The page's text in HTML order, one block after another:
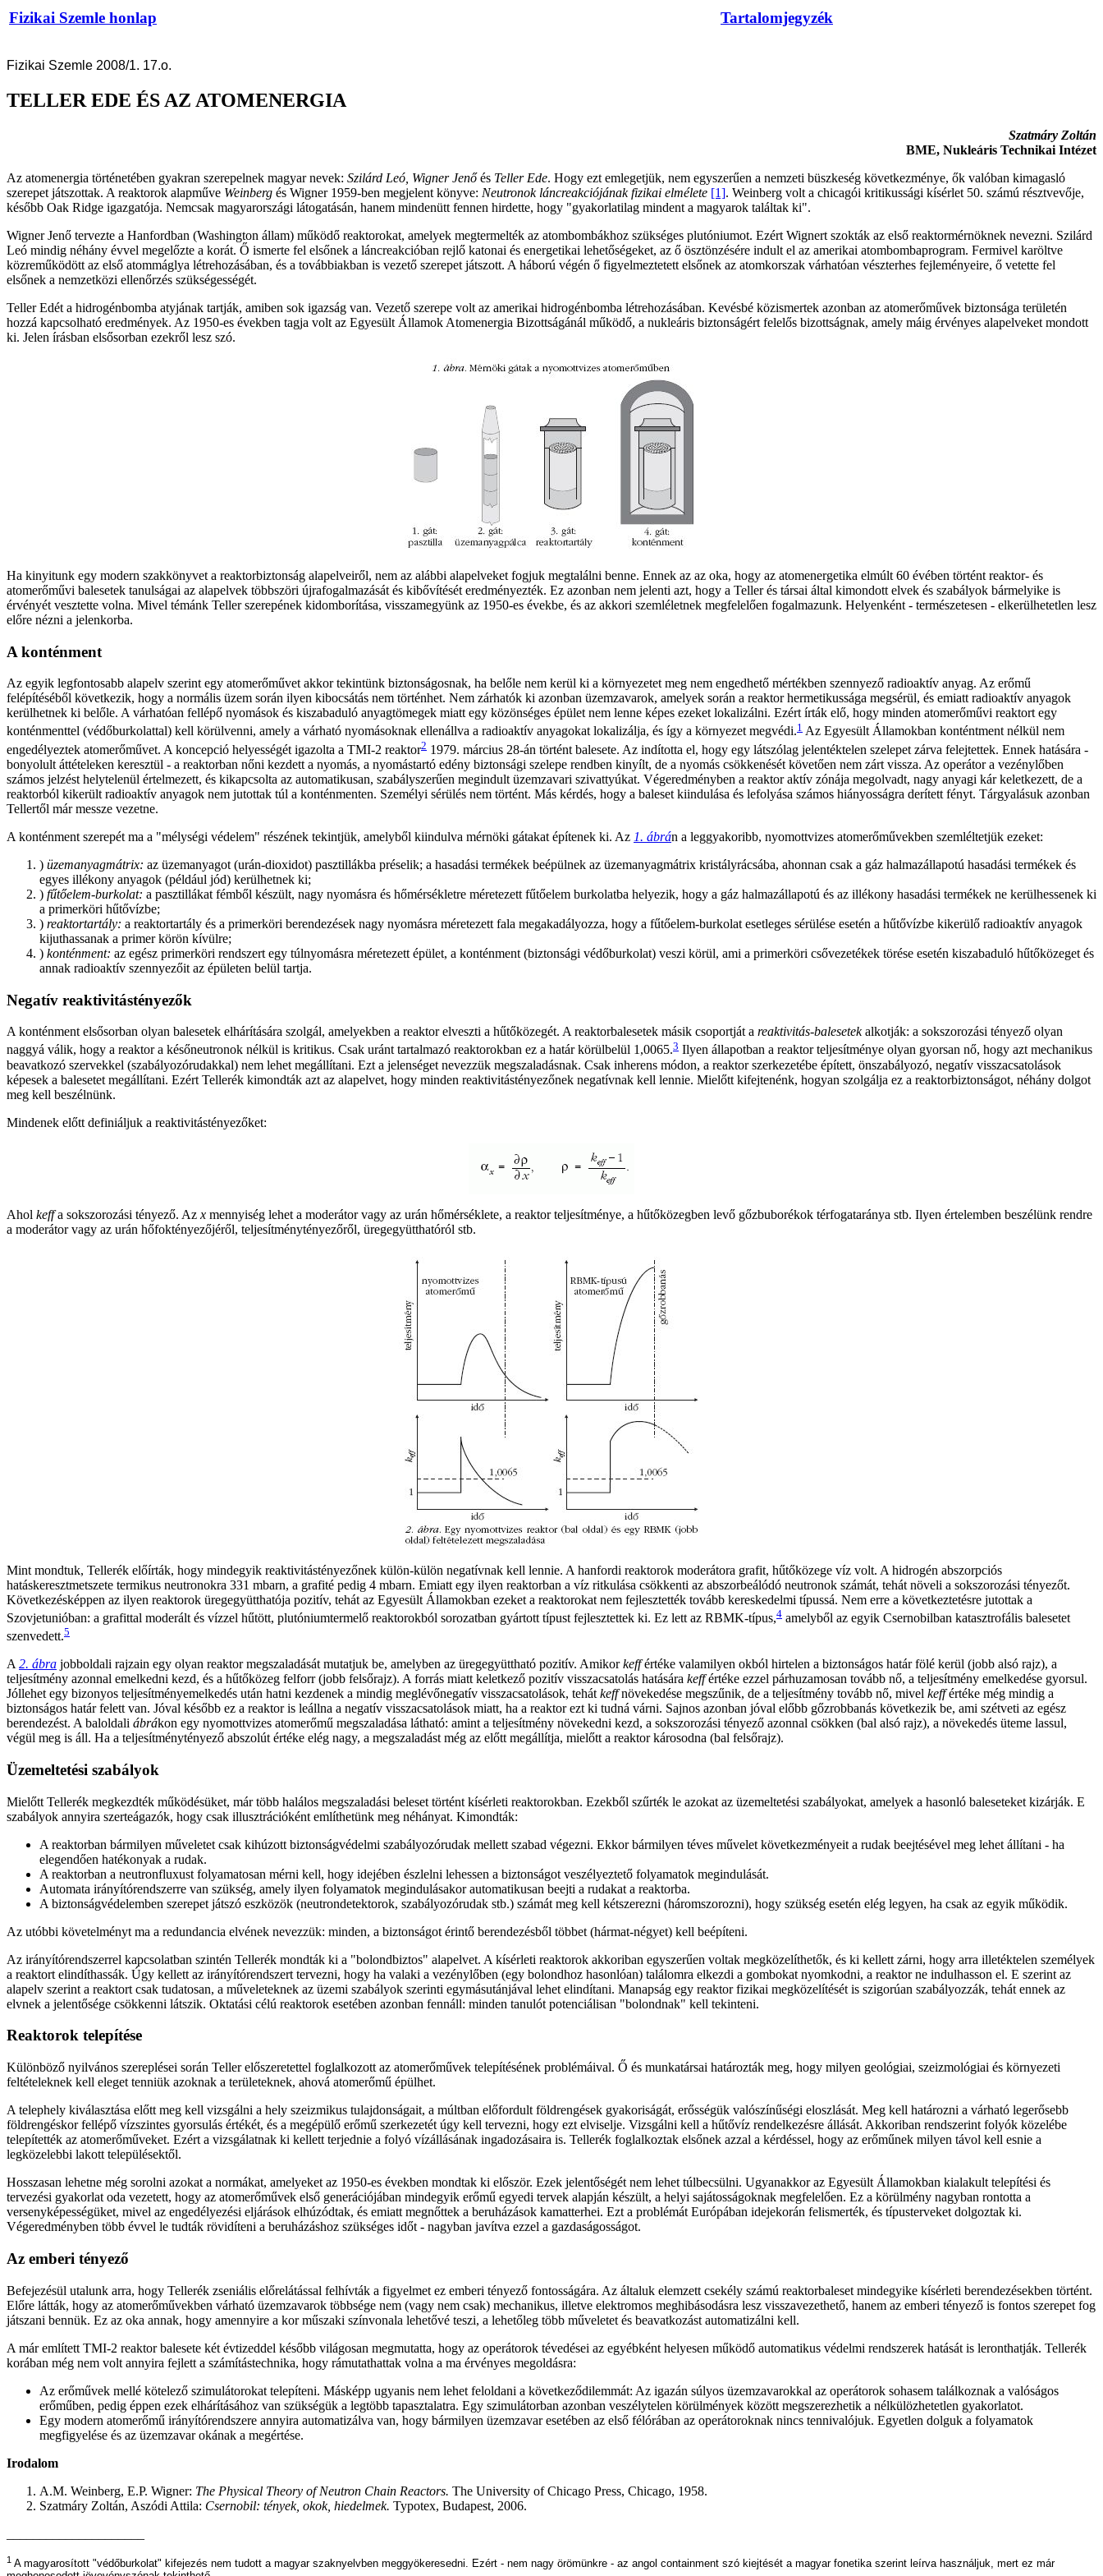
Fizikai Szemle honlap Tartalomjegyzék
Fizikai Szemle 2008/1. 17.o.
TELLER EDE ÉS AZ ATOMENERGIA
Szatmáry Zoltán
BME, Nukleáris Technikai Intézet
Az atomenergia történetében gyakran szerepelnek magyar nevek: Szilárd Leó, Wigner Jenőés Teller Ede. Hogy ezt emlegetjük, nem egyszerűen a nemzeti büszkeség következménye, ők valóban kimagasló
szerepet játszottak. A reaktorok alapműve Weinberg és Wigner 1959-ben megjelent könyve: Neutronok láncreakciójának fizikai elmélete [1]. Weinberg volt a chicagói kritikussági kísérlet 50. számú résztvevője,
később Oak Ridge igazgatója. Nemcsak magyarországi látogatásán, hanem mindenütt fennen hirdette, hogy "gyakorlatilag mindent a magyarok találtak ki".
Wigner Jenő tervezte a Hanfordban (Washington állam) működő reaktorokat, amelyek megtermelték az atombombákhoz szükséges plutóniumot. Ezért Wignert szokták az első reaktormérnöknek nevezni. Szilárd
Leó mindig néhány évvel megelőzte a korát. Ő ismerte fel elsőnek a láncreakcióban rejlő katonai és energetikai lehetőségeket, az ő ösztönzésére indult el az amerikai atombombaprogram. Fermivel karöltve
közreműködött az első atommáglya létrehozásában, és a továbbiakban is vezető szerepet játszott. A háború végén ő figyelmeztetett elsőnek az atomkorszak várhatóan vészterhes fejleményeire, ő vetette fel
elsőnek a nemzetközi ellenőrzés szükségességét.
Teller Edét a hidrogénbomba atyjának tartják, amiben sok igazság van. Vezető szerepe volt az amerikai hidrogénbomba létrehozásában. Kevésbé közismertek azonban az atomerőművek biztonsága területén
hozzá kapcsolható eredmények. Az 1950-es években tagja volt az Egyesült Államok Atomenergia Bizottságánál működő, a nukleáris biztonságért felelős bizottságnak, amely máig érvényes alapelveket mondott
ki. Jelen írásban elsősorban ezekről lesz szó.
Ha kinyitunk egy modern szakkönyvet a reaktorbiztonság alapelveiről, nem az alábbi alapelveket fogjuk megtalálni benne. Ennek az az oka, hogy az atomenergetika elmúlt 60 évében történt reaktor- és
atomerőművi balesetek tanulságai az alapelvek többszöri újrafogalmazását és kibővítését eredményezték. Ez azonban nem jelenti azt, hogy a Teller és társai által kimondott elvek és szabályok bármelyike is
érvényét vesztette volna. Mivel témánk Teller szerepének kidomborítása, visszamegyünk az 1950-es évekbe, és az akkori szemléletnek megfelelően fogalmazunk. Helyenként - természetesen - elkerülhetetlen lesz
előre nézni a jelenkorba.
A konténment
Az egyik legfontosabb alapelv szerint egy atomerőművet akkor tekintünk biztonságosnak, ha belőle nem kerül ki a környezetet meg nem engedhető mértékben szennyező radioaktív anyag. Az erőmű
felépítéséből következik, hogy a normális üzem során ilyen kibocsátás nem történhet. Nem zárhatók ki azonban üzemzavarok, amelyek során a reaktor hermetikussága megsérül, és emiatt radioaktív anyagok
kerülhetnek ki belőle. A várhatóan fellépő nyomások és kiszabaduló anyagtömegek miatt egy közönséges épület nem lenne képes ezeket lokalizálni. Ezért írták elő, hogy minden atomerőművi reaktort egy
konténmenttel (védőburkolattal) kell körülvenni, amely a várható nyomásoknak ellenállva a radioaktív anyagokat lokalizálja, és így a környezet megvédi.1 Az Egyesült Államokban konténtment nélkül nem
engedélyeztek atomerőművet. A koncepció helyességét igazolta a TMI-2 reaktor2 1979. március 28-án történt balesete. Az indította el, hogy egy látszólag jelentéktelen szelepet zárva felejtettek. Ennek hatására -
bonyolult áttételeken keresztül - a reaktorban nőni kezdett a nyomás, a nyomástartó edény biztonsági szelepe rendben kinyílt, de a nyomás csökkenését követően nem zárt vissza. Az operátor a vezénylőben
számos jelzést helytelenül értelmezett, és kikapcsolta az automatikusan, szabályszerűen megindult üzemzavari szivattyúkat. Végeredményben a reaktor aktív zónája megolvadt, nagy anyagi kár keletkezett, de a
reaktorból kikerült radioaktív anyagok nem jutottak túl a konténmenten. Személyi sérülés nem történt. Más kérdés, hogy a baleset kiindulása és lefolyása számos hiányosságra derített fényt. Tárgyalásuk azonban
Tellertől már messze vezetne.
A konténment szerepét ma a "mélységi védelem" részének tekintjük, amelyből kiindulva mérnöki gátakat építenek ki. Az 1. ábrán a leggyakoribb, nyomottvizes atomerőművekben szemléltetjük ezeket:
) üzemanyagmátrix: az üzemanyagot (urán-dioxidot) pasztillákba préselik; a hasadási termékek beépülnek az üzemanyagmátrix kristályrácsába, ahonnan csak a gáz halmazállapotú hasadási termékek és
egyes illékony anyagok (például jód) kerülhetnek ki;
) fűtőelem-burkolat: a pasztillákat fémből készült, nagy nyomásra és hőmérsékletre méretezett fűtőelem burkolatba helyezik, hogy a gáz halmazállapotú és az illékony hasadási termékek ne kerülhessenek ki
a primerköri hűtővízbe;
) reaktortartály: a reaktortartály és a primerköri berendezések nagy nyomásra méretezett fala megakadályozza, hogy a fűtőelem-burkolat esetleges sérülése esetén a hűtővízbe kikerülő radioaktív anyagok
kijuthassanak a primer körön kívülre;
) konténment: az egész primerköri rendszert egy túlnyomásra méretezett épület, a konténment (biztonsági védőburkolat) veszi körül, ami a primerköri csővezetékek törése esetén kiszabaduló hűtőközeget és
annak radioaktív szennyezőit az épületen belül tartja.
Negatív reaktivitástényezők
A konténment elsősorban olyan balesetek elhárítására szolgál, amelyekben a reaktor elveszti a hűtőközegét. A reaktorbalesetek másik csoportját a reaktivitás-balesetekalkotják: a sokszorozási tényező olyan
naggyá válik, hogy a reaktor a későneutronok nélkül is kritikus. Csak uránt tartalmazó reaktorokban ez a határ körülbelül 1,0065.3 Ilyen állapotban a reaktor teljesítménye olyan gyorsan nő, hogy azt mechanikus
beavatkozó szervekkel (szabályozórudakkal) nem lehet megállítani. Ezt a jelenséget nevezzük megszaladásnak. Csak inherens módon, a reaktor szerkezetébe épített, önszabályozó, negatív visszacsatolások
képesek a balesetet megállítani. Ezért Tellerék kimondták azt az alapelvet, hogy minden reaktivitástényezőnek negatívnak kell lennie. Mielőtt kifejtenénk, hogyan szolgálja ez a reaktorbiztonságot, néhány dolgot
meg kell beszélnünk.
Mindenek előtt definiáljuk a reaktivitástényezőket:
Ahol keffa sokszorozási tényező. Az x mennyiség lehet a moderátor vagy az urán hőmérséklete, a reaktor teljesítménye, a hűtőközegben levő gőzbuborékok térfogataránya stb. Ilyen értelemben beszélünk rendre
a moderátor vagy az urán hőfoktényezőjéről, teljesítménytényezőről, üregegyütthatóról stb.
Mint mondtuk, Tellerék előírták, hogy mindegyik reaktivitástényezőnek külön-külön negatívnak kell lennie. A hanfordi reaktorok moderátora grafit, hűtőközege víz volt. A hidrogén abszorpciós
hatáskeresztmetszete termikus neutronokra 331 mbarn, a grafité pedig 4 mbarn. Emiatt egy ilyen reaktorban a víz ritkulása csökkenti az abszorbeálódó neutronok számát, tehát növeli a sokszorozási tényezőt.
Következésképpen az ilyen reaktorok üregegyütthatója pozitív, tehát az Egyesült Államokban ezeket a reaktorokat nem fejlesztették tovább kereskedelmi típussá. Nem erre a következtetésre jutottak a
Szovjetunióban: a grafittal moderált és vízzel hűtött, plutóniumtermelő reaktorokból sorozatban gyártott típust fejlesztettek ki. Ez lett az RBMK-típus,4 amelyből az egyik Csernobilban katasztrofális balesetet
szenvedett.5
A 2. ábra jobboldali rajzain egy olyan reaktor megszaladását mutatjuk be, amelyben az üregegyüttható pozitív. Amikorkeffértéke valamilyen okból hirtelen a biztonságos határ fölé kerül (jobb alsó rajz), a
teljesítmény azonnal emelkedni kezd, és a hűtőközeg felforr (jobb felsőrajz). A forrás miatt keletkező pozitív visszacsatolás hatására keffértéke ezzel párhuzamosan tovább nő, a teljesítmény emelkedése gyorsul.
Jóllehet egy bizonyos teljesítményemelkedés után hatni kezdenek a mindig meglévőnegatív visszacsatolások, tehát keffnövekedése megszűnik, de a teljesítmény tovább nő, mivel keffértéke még mindig a
biztonságos határ felett van. Jóval később ez a reaktor is leállna a negatív visszacsatolások miatt, ha a reaktor ezt ki tudná várni. Sajnos azonban jóval előbb gőzrobbanás következik be, ami szétveti az egész
berendezést. A baloldali ábrákon egy nyomottvizes atomerőmű megszaladása látható: amint a teljesítmény növekedni kezd, a sokszorozási tényező azonnal csökken (bal alsó rajz), a növekedés üteme lassul,
végül meg is áll. Ha a teljesítménytényező abszolút értéke elég nagy, a megszaladást még az előtt megállítja, mielőtt a reaktor károsodna (bal felsőrajz).
Üzemeltetési szabályok
Mielőtt Tellerék megkezdték működésüket, már több halálos megszaladási beleset történt kísérleti reaktorokban. Ezekből szűrték le azokat az üzemeltetési szabályokat, amelyek a hasonló baleseteket kizárják. E
szabályok annyira szerteágazók, hogy csak illusztrációként említhetünk meg néhányat. Kimondták:
A reaktorban bármilyen műveletet csak kihúzott biztonságvédelmi szabályozórudak mellett szabad végezni. Ekkor bármilyen téves művelet következményeit a rudak beejtésével meg lehet állítani - ha
elegendően hatékonyak a rudak.
A reaktorban a neutronfluxust folyamatosan mérni kell, hogy idejében észlelni lehessen a biztonságot veszélyeztető folyamatok megindulását.
Automata irányítórendszerre van szükség, amely ilyen folyamatok megindulásakor automatikusan beejti a rudakat a reaktorba.
A biztonságvédelemben szerepet játszó eszközök (neutrondetektorok, szabályozórudak stb.) számát meg kell kétszerezni (háromszorozni), hogy szükség esetén elég legyen, ha csak az egyik működik.
Az utóbbi követelményt ma a redundancia elvének nevezzük: minden, a biztonságot érintő berendezésből többet (hármat-négyet) kell beépíteni.
Az irányítórendszerrel kapcsolatban szintén Tellerék mondták ki a "bolondbiztos" alapelvet. A kísérleti reaktorok akkoriban egyszerűen voltak megközelíthetők, és ki kellett zárni, hogy arra illetéktelen személyek
a reaktort elindíthassák. Úgy kellett az irányítórendszert tervezni, hogy ha valaki a vezénylőben (egy bolondhoz hasonlóan) találomra elkezdi a gombokat nyomkodni, a reaktor ne indulhasson el. E szerint az
alapelv szerint a reaktort csak tudatosan, a műveleteknek az üzemi szabályok szerinti egymásutánjával lehet elindítani. Manapság egy reaktor fizikai megközelítését is szigorúan szabályozzák, tehát ennek az
elvnek a jelentősége csökkenni látszik. Oktatási célú reaktorok esetében azonban fennáll: minden tanulót potenciálisan "bolondnak" kell tekinteni.
Reaktorok telepítése
Különböző nyilvános szereplései során Teller előszeretettel foglalkozott az atomerőművek telepítésének problémáival. Ő és munkatársai határozták meg, hogy milyen geológiai, szeizmológiai és környezeti
feltételeknek kell eleget tenniük azoknak a területeknek, ahová atomerőmű épülhet.
A telephely kiválasztása előtt meg kell vizsgálni a hely szeizmikus tulajdonságait, a múltban előfordult földrengések gyakoriságát, erősségük valószínűségi eloszlását. Meg kell határozni a várható legerősebb
földrengéskor fellépő vízszintes gyorsulás értékét, és a megépülő erőmű szerkezetét úgy kell tervezni, hogy ezt elviselje. Vizsgálni kell a hűtővíz rendelkezésre állását. Akkoriban rendszerint folyók közelébe
telepítették az atomerőműveket. Ezért a vizsgálatnak ki kellett terjednie a folyó vízállásának ingadozásaira is. Tellerék foglalkoztak elsőnek azzal a kérdéssel, hogy az erőműnek milyen távol kell esnie a
legközelebbi lakott településektől.
Hosszasan lehetne még sorolni azokat a normákat, amelyeket az 1950-es években mondtak ki először. Ezek jelentőségét nem lehet túlbecsülni. Ugyanakkor az Egyesült Államokban kialakult telepítési és
tervezési gyakorlat oda vezetett, hogy az atomerőművek első generációjában mindegyik erőmű egyedi tervek alapján készült, a helyi sajátosságoknak megfelelően. Ez a körülmény nagyban rontotta a
versenyképességüket, mivel az engedélyezési eljárások elhúzódtak, és emiatt megnőttek a beruházások kamatterhei. Ezt a problémát Európában idejekorán felismerték, és típusterveket dolgoztak ki.
Végeredményben több évvel le tudták rövidíteni a beruházáshoz szükséges időt - nagyban javítva ezzel a gazdaságosságot.
Az emberi tényező
Befejezésül utalunk arra, hogy Tellerék zseniális előrelátással felhívták a figyelmet ez emberi tényező fontosságára. Az általuk elemzett csekély számú reaktorbaleset mindegyike kísérleti berendezésekben történt.
Előre látták, hogy az atomerőművekben várható üzemzavarok többsége nem (vagy nem csak) mechanikus, illetve elektromos meghibásodásra lesz visszavezethető, hanem az emberi tényező is fontos szerepet fog
játszani bennük. Ez az oka annak, hogy amennyire a kor műszaki színvonala lehetővé teszi, a lehetőleg több műveletet és beavatkozást automatizálni kell.
A már említett TMI-2 reaktor balesete két évtizeddel később világosan megmutatta, hogy az operátorok tévedései az egyébként helyesen működő automatikus védelmi rendszerek hatását is leronthatják. Tellerék
korában még nem volt annyira fejlett a számítástechnika, hogy rámutathattak volna a ma érvényes megoldásra:
Az erőművek mellé kötelező szimulátorokat telepíteni. Másképp ugyanis nem lehet feloldani a következődilemmát: Az igazán súlyos üzemzavarokkal az operátorok sohasem találkoznak a valóságos
erőműben, pedig éppen ezek elhárításához van szükségük a legtöbb tapasztalatra. Egy szimulátorban azonban veszélytelen körülmények között megszerezhetik a nélkülözhetetlen gyakorlatot.
Egy modern atomerőmű irányítórendszere annyira automatizálva van, hogy bármilyen üzemzavar esetében az első félórában az operátoroknak nincs tennivalójuk. Egyetlen dolguk a folyamatok
megfigyelése és az üzemzavar okának a megértése.
Irodalom
A.M. Weinberg, E.P. Wigner: The Physical Theory of Neutron Chain Reactors. The University of Chicago Press, Chicago, 1958.
Szatmáry Zoltán, Aszódi Attila: Csernobil: tények, okok, hiedelmek. Typotex, Budapest, 2006.
1 A magyarosított "védőburkolat" kifejezés nem tudott a magyar szaknyelvben meggyökeresedni. Ezért - nem nagy örömünkre - az angol containment szó kiejtését a magyar fonetika szerint leírva használjuk, mert ez már